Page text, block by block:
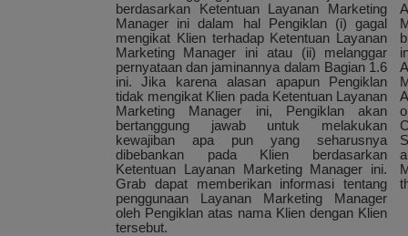
berdasarkan Ketentuan Layanan Marketing
Manager ini dalam hal Pengiklan (i) gagal
mengikat Klien terhadap Ketentuan Layanan
Marketing Manager ini atau (ii) melanggar
pernyataan dan jaminannya dalam Bagian 1.6
ini. Jika karena alasan apapun Pengiklan
tidak mengikat Klien pada Ketentuan Layanan
Marketing Manager ini, Pengiklan akan
bertanggung jawab untuk melakukan
kewajiban apa pun yang seharusnya
dibebankan pada Klien berdasarkan
Ketentuan Layanan Marketing Manager ini.
Grab dapat memberikan informasi tentang
penggunaan Layanan Marketing Manager
oleh Pengiklan atas nama Klien dengan Klien
tersebut.